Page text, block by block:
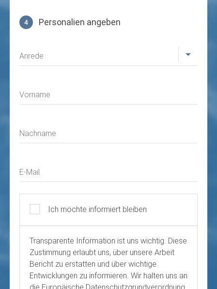
4 Personalien angeben
Anrede
Vorname
Nachname
E-Mail
Ich möchte informiert bleiben
Transparente Information ist uns wichtig. Diese
Zustimmung erlaubt uns, über unsere Arbeit
Bericht zu erstatten und über wichtige
Entwicklungen zu informieren. Wir halten uns an